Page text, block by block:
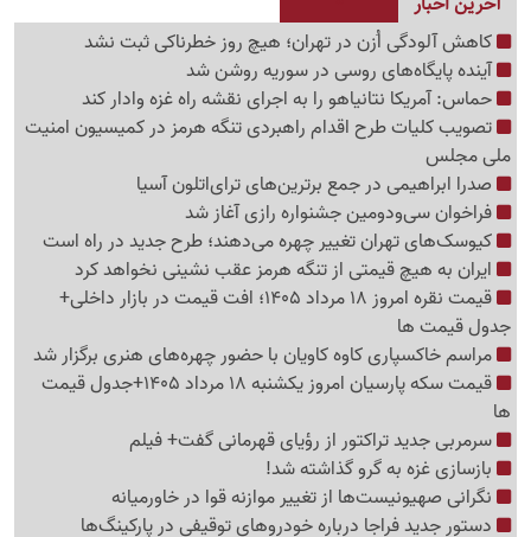
کاهش آلودگی اُزن در تهران؛ هیچ روز خطرناکی ثبت نشد
آینده پایگاه‌های روسی در سوریه روشن شد
حماس: آمریکا نتانیاهو را به اجرای نقشه راه غزه وادار کند
تصویب کلیات طرح اقدام راهبردی تنگه هرمز در کمیسیون امنیت
ملی مجلس
صدرا ابراهیمی در جمع برترین‌های ترای‌اتلون آسیا
فراخوان سی‌ودومین جشنواره رازی آغاز شد
کیوسک‌های تهران تغییر چهره می‌دهند؛ طرح جدید در راه است
ایران به هیچ قیمتی از تنگه هرمز عقب نشینی نخواهد کرد
قیمت نقره امروز 18 مرداد 1405؛ افت قیمت در بازار داخلی+
جدول قیمت ها
مراسم خاکسپاری کاوه کاویان با حضور چهره‌های هنری برگزار شد
قیمت سکه پارسیان امروز یکشنبه 18 مرداد 1405+جدول قیمت
ها
سرمربی جدید تراکتور از رؤیای قهرمانی گفت+ فیلم
بازسازی غزه به گرو گذاشته شد!
نگرانی صهیونیست‌ها از تغییر موازنه قوا در خاورمیانه
دستور جدید فراجا درباره خودروهای توقیفی در پارکینگ‌ها